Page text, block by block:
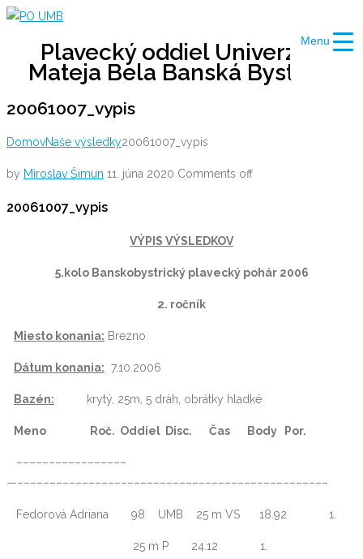
Skip
contentPlavecký oddiel Univerzity
Mateja Bela Banská Bystrica
20061007_vypis
DomovNaše výsledky20061007_vypis
by Miroslav Šimun 11. júna 2020 Comments off
20061007_vypis
VÝPIS VÝSLEDKOV
5.kolo Banskobystrický plavecký pohár 2006
2. ročník
Miesto konania: Brezno
Dátum konania: 7.10.2006
Bazén: krytý, 25m, 5 dráh, obrátky hladké
Meno Roč. Oddiel Disc. Čas Body Por.
–––––––––––––––––
—––––––––––––––––––––––––––––––––––––––––––––––––
Fedorová Adriana 98 UMB 25 m VS 18.92 1.
25 m P 24.12 1.
Menu